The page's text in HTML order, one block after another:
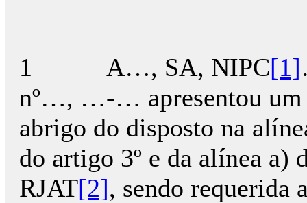
1 A…, SA, NIPC[1]
nº…, …-… apresentou um
abrigo do disposto na
do artigo 3º e da alínea a)
RJAT[2], sendo requerida